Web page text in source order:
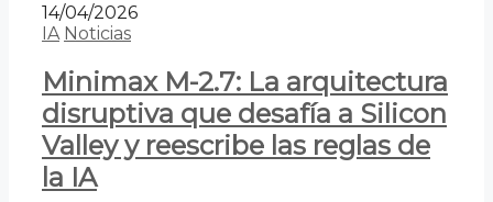
14/04/2026
IA Noticias
Minimax M-2.7: La arquitectura
disruptiva que desafía a Silicon
Valley y reescribe las reglas de
la IA